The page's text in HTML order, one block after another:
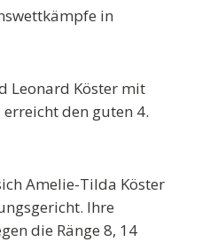
in
Leonard Köster mit
den guten 4.
Amelie-Tilda Köster
Ihre
die Ränge 8, 14